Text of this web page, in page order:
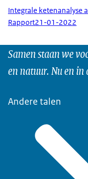
Integrale ketenanalyse
Rapport21-01-2022
Samen staan we
en natuur. Nu en in
Andere talen